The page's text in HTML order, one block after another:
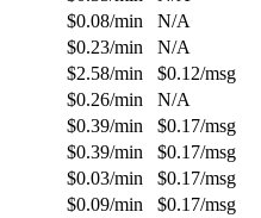
$0.08/min
N/A
$0.23/min
N/A
$2.58/min $0.12/msg
$0.26/min
N/A
$0.39/min $0.17/msg
$0.39/min $0.17/msg
$0.03/min $0.17/msg
$0.09/min $0.17/msg